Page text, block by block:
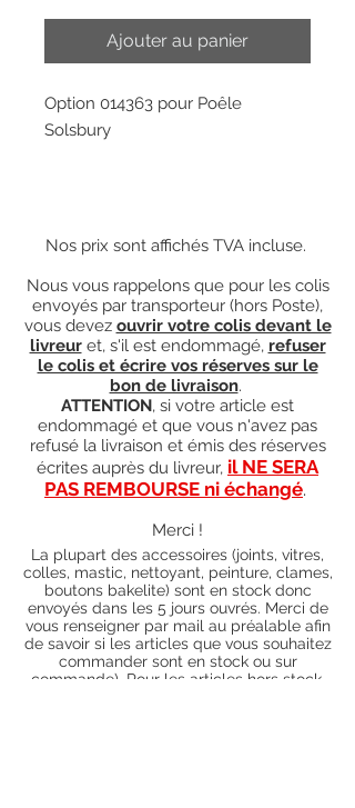
Ajouter au panier
Option 014363 pour Poêle
Solsbury
Nos prix sont affichés TVA incluse.
Nous vous rappelons que pour les colis
envoyés par transporteur (hors Poste),
vous devez ouvrir votre colis devant le
livreuret, s'il est endommagé, refuser
le colis et écrire vos réserves sur le
bon de livraison.
ATTENTION, si votre article est
endommagé et que vous n'avez pas
refusé la livraison et émis des réserves
écrites auprès du livreur, il NE SERA
PAS REMBOURSE ni échangé.
Merci !
La plupart des accessoires (joints, vitres,
colles, mastic, nettoyant, peinture, clames,
boutons bakelite) sont en stock donc
envoyés dans les 5 jours ouvrés. Merci de
vous renseigner par mail au préalable afin
de savoir si les articles que vous souhaitez
commander sont en stock ou sur
commande). Pour les articles hors stock,